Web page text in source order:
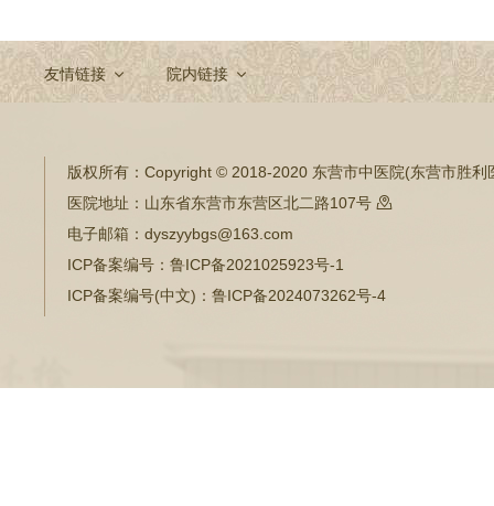
友情链接 院内链接
版权所有： Copyright © 2018-2020 东营市中医院(东营市胜利
医院地址： 山东省东营市东营区北二路107号 
电子邮箱： dyszyybgs@163.com
ICP备案编号： 鲁ICP备2021025923号-1
ICP备案编号(中文)： 鲁ICP备2024073262号-4